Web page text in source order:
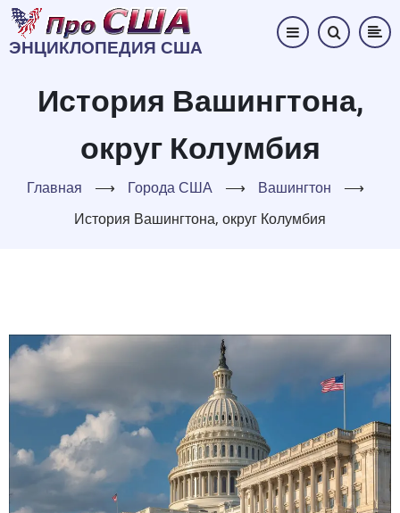
Перейти
основному
ЭНЦИКЛОПЕДИЯ США
История Вашингтона,
округ Колумбия
Главная ⟶ Города США ⟶ Вашингтон
⟶
История Вашингтона, округ Колумбия